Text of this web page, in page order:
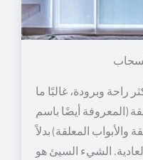
وبرودة، غالبًا ما
(المعروفة أيضًا باسم
والأبواب المعلقة) بدلاً
الشيء السيئ هو